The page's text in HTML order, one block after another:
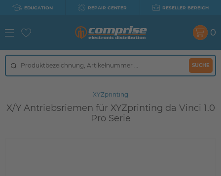
EDUCATION REPAIR CENTER RESELLER BEREICH
SUCHE
0
XYZprinting
X/Y Antriebsriemen für XYZprinting da Vinci 1.0
Pro Serie